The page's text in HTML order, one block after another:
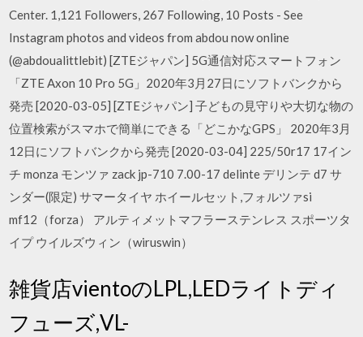
Center. 1,121 Followers, 267 Following, 10 Posts - See
Instagram photos and videos from abdou now online
(@abdoualittlebit) [ZTEジャパン] 5G通信対応スマートフォン
「ZTE Axon 10 Pro 5G」2020年3月27日にソフトバンクから
発売 [2020-03-05] [ZTEジャパン] 子どもの見守りや大切な物の
位置検索がスマホで簡単にできる「どこかなGPS」 2020年3月
12日にソフトバンクから発売 [2020-03-04] 225/50r17 17イン
チ monza モンツァ zack jp-710 7.00-17 delinte デリンテ d7 サ
ンダー(限定) サマータイヤ ホイールセット,フォルツァsi
mf12（forza） アルティメットマフラーステンレス スポーツタ
イプ ウイルズウィン（wiruswin）
雑貨店vientoのLPL,LEDライトディ
フューズ,VL-